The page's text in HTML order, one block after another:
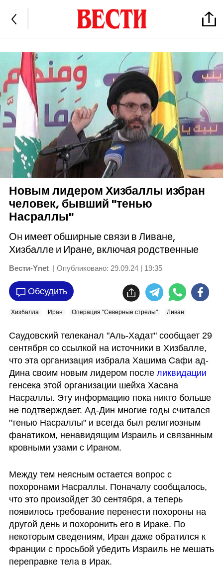
Новым лидером Хизбаллы избран
человек, бывший "тенью
Насраллы"
Он имеет обширные связи в Ливане,
Хизбалле и Иране, включая родственные
Вести-Ynet | Опубликовано: 29.09.24 | 19:35
Обсудить
Хизбалла Иран Операция "Северные стрелы" Ливан
Саудовский телеканал "Аль-Хадат" сообщает 29
сентября со ссылкой на источники в Хизбалле,
что эта организация избрала Хашима Сафи ад-
Дина своим новым лидером после
генсека этой организации шейха Хасана
Насраллы. Эту информацию пока никто больше
не подтверждает. Ад-Дин многие годы считался
"тенью Насраллы" и всегда был религиозным
фанатиком, ненавидящим Израиль и связанным
кровными узами с Ираном.
Между тем неясным остается вопрос с
похоронами Насраллы. Поначалу сообщалось,
что это произойдет 30 сентября, а теперь
появилось требование перенести похороны на
другой день и похоронить его в Ираке. По
некоторым сведениям, Иран даже обратился к
Франции с просьбой убедить Израиль не мешать
переправке тела в Ирак.